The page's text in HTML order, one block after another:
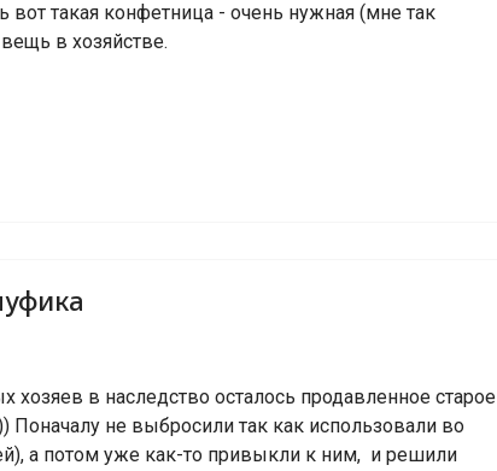
вот такая конфетница - очень нужная (мне так
в хозяйстве.
хозяев в наследство осталось продавленное старое
не выбросили так как использовали во
а потом уже как-то привыкли к ним, и решили